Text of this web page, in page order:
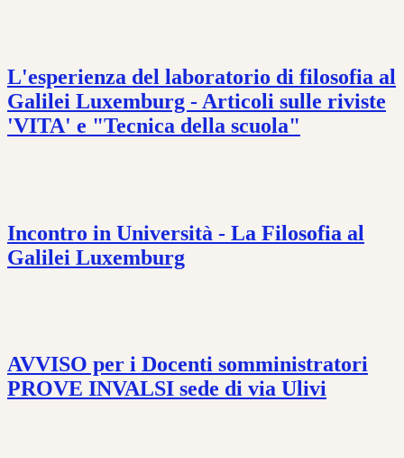
L'esperienza del laboratorio di filosofia al
Galilei Luxemburg - Articoli sulle riviste
'VITA' e "Tecnica della scuola"
Incontro in Università - La Filosofia al
Galilei Luxemburg
AVVISO per i Docenti somministratori
PROVE INVALSI sede di via Ulivi